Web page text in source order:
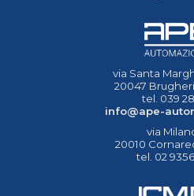
via Santa
20047
tel. 039
info@ape-
via Milano
20010
tel. 02